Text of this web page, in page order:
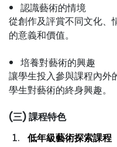
認識藝術的情境
從創作及評賞不同文化、
的意義和價值。
培養對藝術的興趣
讓學生投入參與課程內外
學生對藝術的終身興趣。
(三)課程特色
低年級藝術探索課程